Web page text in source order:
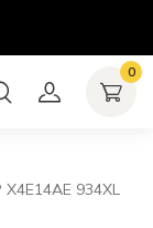
0
934XL